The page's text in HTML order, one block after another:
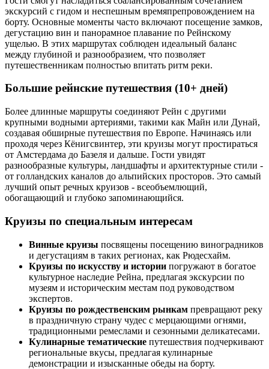
экскурсий с гидом и неспешным времяпрепровождением на
борту. Основные моменты часто включают посещение замков,
дегустацию вин и панорамное плавание по Рейнскому
ущелью. В этих маршрутах соблюден идеальный баланс
между глубиной и разнообразием, что позволяет
путешественникам полностью впитать ритм реки.
Большие рейнские путешествия (10+ дней)
Более длинные маршруты соединяют Рейн с другими
крупными водными артериями, такими как Майн или Дунай,
создавая обширные путешествия по Европе. Начинаясь или
проходя через Кёнигсвинтер, эти круизы могут простираться
от Амстердама до Базеля и дальше. Гости увидят
разнообразные культуры, ландшафты и архитектурные стили -
от голландских каналов до альпийских просторов. Это самый
лучший опыт речных круизов - всеобъемлющий,
обогащающий и глубоко запоминающийся.
Круизы по специальным интересам
Винные круизы посвящены посещению виноградников
и дегустациям в таких регионах, как Рюдесхайм.
Круизы по искусству и истории погружают в богатое
культурное наследие Рейна, предлагая экскурсии по
музеям и историческим местам под руководством
экспертов.
Круизы по рождественским рынкам превращают реку
в праздничную страну чудес с мерцающими огнями,
традиционными ремеслами и сезонными деликатесами.
Кулинарные тематические путешествия подчеркивают
региональные вкусы, предлагая кулинарные
демонстрации и изысканные обеды на борту.